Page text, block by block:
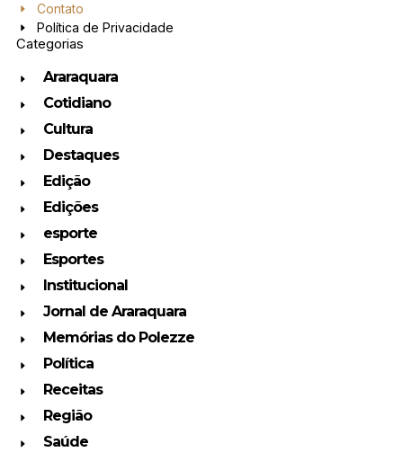
Contato
Política de Privacidade
Categorias
Araraquara
Cotidiano
Cultura
Destaques
Edição
Edições
esporte
Esportes
Institucional
Jornal de Araraquara
Memórias do Polezze
Política
Receitas
Região
Saúde